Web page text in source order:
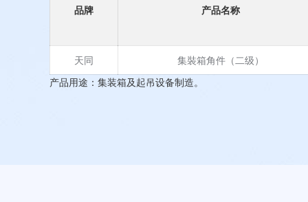
品牌 产品名称
天同
集裝箱角件（二级）
产品用途：集装箱及起吊设备制造。